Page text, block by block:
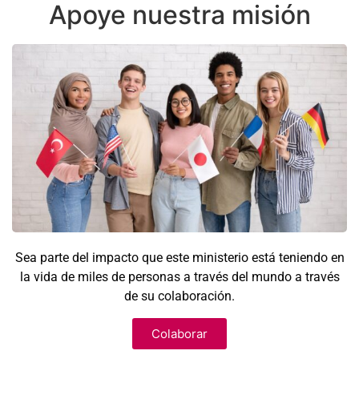
Apoye nuestra misión
Sea parte del impacto que este ministerio está teniendo en
la vida de miles de personas a través del mundo a través
de su colaboración.
Colaborar